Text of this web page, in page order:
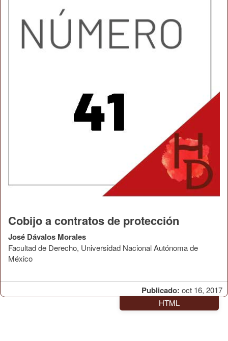
Publicado: oct 16, 2017
Cobijo a contratos de protección
José Dávalos Morales
Facultad de Derecho, Universidad Nacional Autónoma de
México
HTML